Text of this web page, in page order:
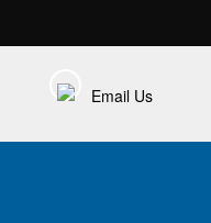
Email Us